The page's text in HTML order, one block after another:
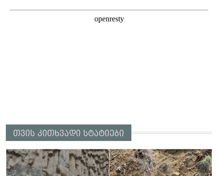
თვის კითხვადი სტატიები